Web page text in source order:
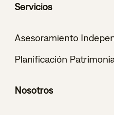
Servicios
Asesoramiento
Planificación
Nosotros